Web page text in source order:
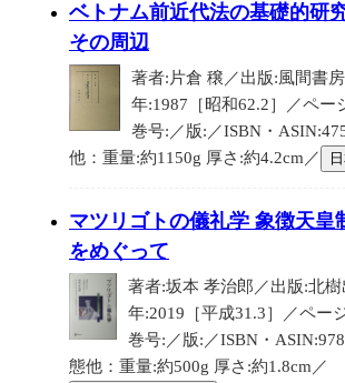
ベトナム前近代法の基礎的研
その周辺
著者:片倉 穣／出版:風間書
年:1987［昭和62.2］／ペー
巻号:／版:／ISBN・
他：重量:約1150g 厚さ:約4.2cm／
マツリゴトの儀礼学 象徴天皇
をめぐって
著者:坂本 孝治郎／出版:北
年:2019［平成31.3］／ペー
巻号:／版:／ISBN・
態他：重量:約500g 厚さ:約1.8cm／